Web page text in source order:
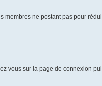
membres ne postant pas pour
vous sur la page de connexion